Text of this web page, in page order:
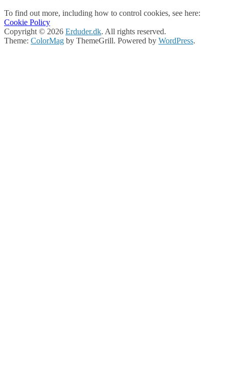
To find out more, including how to control cookies, see here:
Cookie Policy
Copyright © 2026 Erduder.dk. All rights reserved.
Theme: ColorMag by ThemeGrill. Powered by WordPress.